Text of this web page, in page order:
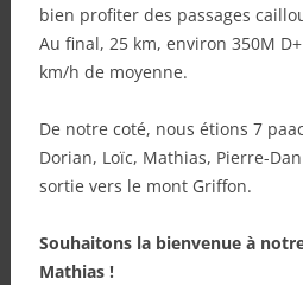
bien profiter des passages
Au final, 25 km, environ 350M
km/h de moyenne.
De notre coté, nous étions 7
Dorian, Loïc, Mathias, Pierre-
sortie vers le mont Griffon.
Souhaitons la bienvenue à
Mathias !